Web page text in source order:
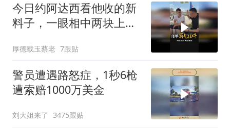
今日约阿达西看他收的新
料子，一眼相中两块上乘
厚德载玉蔡老 7跟贴
警员遭遇路怒症，1秒6枪
遭索赔1000万美金
刘大姐来了 3475跟贴